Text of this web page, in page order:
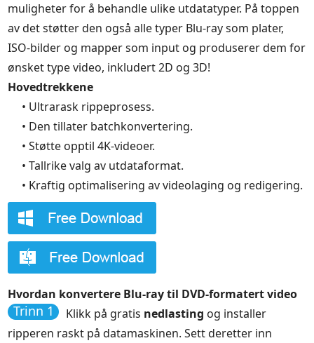
muligheter for å behandle ulike utdatatyper. På toppen
av det støtter den også alle typer Blu-ray som plater,
ISO-bilder og mapper som input og produserer dem for
ønsket type video, inkludert 2D og 3D!
Hovedtrekkene
• Ultrarask rippeprosess.
• Den tillater batchkonvertering.
• Støtte opptil 4K-videoer.
• Tallrike valg av utdataformat.
• Kraftig optimalisering av videolaging og redigering.
Hvordan konvertere Blu-ray til DVD-formatert video
Trinn 1 Klikk på gratis nedlasting og installer
ripperen raskt på datamaskinen. Sett deretter inn